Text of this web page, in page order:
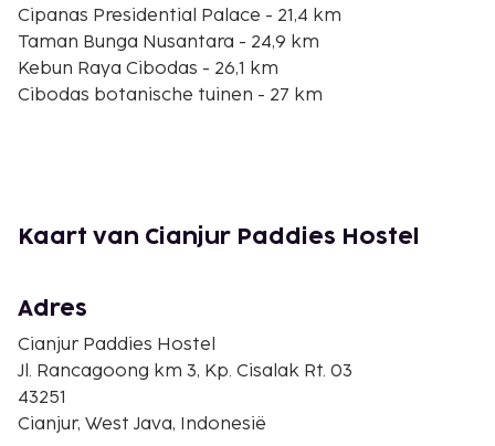
Cipanas Presidential Palace - 21,4 km
Taman Bunga Nusantara - 24,9 km
Kebun Raya Cibodas - 26,1 km
Cibodas botanische tuinen - 27 km
Gunung Mas Theeplantage - 35,8 km
Cisarua Bogor Theetuin - 39,3 km
Cilember Waterfalls - 43,6 km
Taman Wisata Matahari-themapark - 46 km
Taman Safari Indonesia - 46,2 km
Cimory Dairy Land - 47,4 km
De dichtsbijzijnde luchthaven is Bandung (BDO-
Kaart van Cianjur Paddies Hostel
Adres
Cianjur Paddies Hostel
Jl. Rancagoong km 3, Kp. Cisalak Rt. 03
43251
Cianjur, West Java, Indonesië